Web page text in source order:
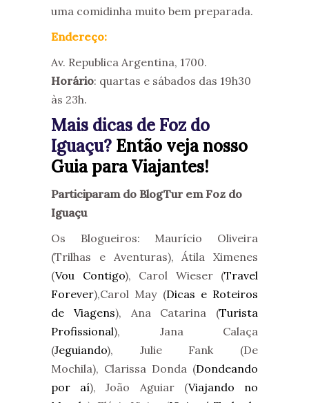
uma comidinha muito bem preparada.
Endereço:
Av. Republica Argentina, 1700.
Horário: quartas e sábados das 19h30
às 23h.
Mais dicas de Foz do
Iguaçu? Então veja nosso
Guia para Viajantes!
Participaram do BlogTur em Foz do
Iguaçu
Os Blogueiros: Maurício Oliveira
(Trilhas e Aventuras), Átila Ximenes
(Vou Contigo), Carol Wieser (Travel
Forever),Carol May (Dicas e Roteiros
de Viagens), Ana Catarina (Turista
Profissional), Jana Calaça
(Jeguiando), Julie Fank (De
Mochila), Clarissa Donda (Dondeando
por aí), João Aguiar (Viajando no